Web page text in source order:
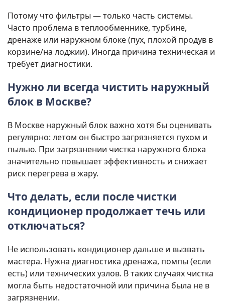
Потому что фильтры — только часть системы.
Часто проблема в теплообменнике, турбине,
дренажe или наружном блоке (пух, плохой продув в
корзине/на лоджии). Иногда причина техническая и
требует диагностики.
Нужно ли всегда чистить наружный
блок в Москве?
В Москве наружный блок важно хотя бы оценивать
регулярно: летом он быстро загрязняется пухом и
пылью. При загрязнении чистка наружного блока
значительно повышает эффективность и снижает
риск перегрева в жару.
Что делать, если после чистки
кондиционер продолжает течь или
отключаться?
Не использовать кондиционер дальше и вызвать
мастера. Нужна диагностика дренажа, помпы (если
есть) или технических узлов. В таких случаях чистка
могла быть недостаточной или причина была не в
загрязнении.